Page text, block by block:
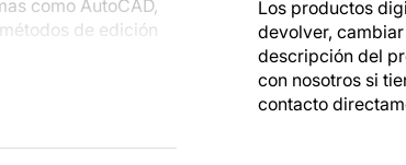
como AutoCAD,
de edición
mientras trabajas
Los productos
devolver,
descripción del
con nosotros si
contacto